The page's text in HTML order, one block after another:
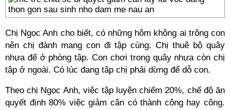
Chị Ngọc Anh cho biết, có những hôm không ai trông con
nên chị đành mang con đi tập cùng. Chị thuê bộ quây
nhựa để ở phòng tập. Con chơi trong quây nhựa còn chị
tập ở ngoài. Có lúc đang tập chị phải dừng để dỗ con.
Theo chị Ngọc Anh, việc tập luyện chiếm 20%, chế độ ăn
quyết định 80% việc giảm cân có thành công hay công.